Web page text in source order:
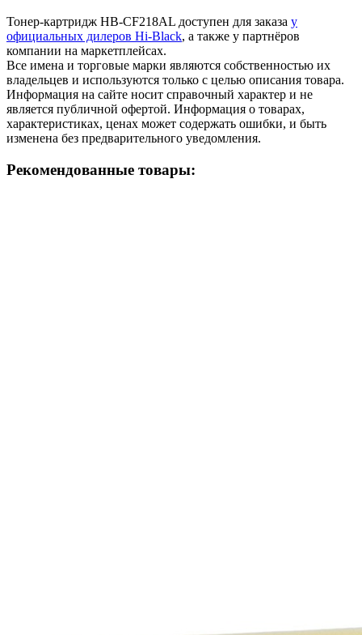
Тонер-картридж HB-CF218AL доступен для заказа у
официальных дилеров Hi-Black, а также у партнёров
компании на маркетплейсах.
Все имена и торговые марки являются собственностью их
владельцев и используются только с целью описания товара.
Информация на сайте носит справочный характер и не
является публичной офертой. Информация о товарах,
характеристиках, ценах может содержать ошибки, и быть
изменена без предварительного уведомления.
Рекомендованные товары: